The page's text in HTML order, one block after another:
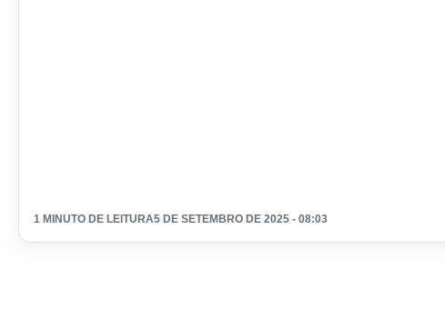
1 MINUTO DE LEITURA5 DE SETEMBRO DE 2025 - 08:03